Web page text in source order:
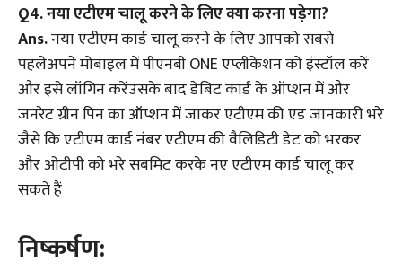
Q4. नया एटीएम चालू करने के लिए क्या करना पड़ेगा?
Ans.नया एटीएम कार्ड चालू करने के लिए आपको सबसे
पहलेअपने मोबाइल में पीएनबी ONE एप्लीकेशन को इंस्टॉल करें
और इसे लॉगिन करेंउसके बाद डेबिट कार्ड के ऑप्शन में और
जनरेट ग्रीन पिन का ऑप्शन में जाकर एटीएम की एड जानकारी भरे
जैसे कि एटीएम कार्ड नंबर एटीएम की वैलिडिटी डेट को भरकर
और ओटीपी को भरे सबमिट करके नए एटीएम कार्ड चालू कर
सकते हैं
निष्कर्षण: